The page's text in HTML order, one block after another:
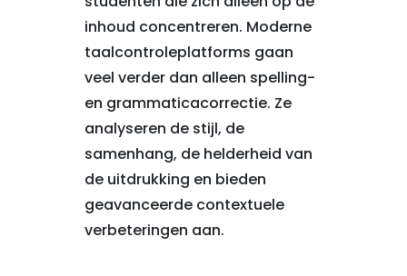
inhoud concentreren. Moderne
taalcontroleplatforms gaan
veel verder dan alleen spelling-
en grammaticacorrectie. Ze
analyseren de stijl, de
samenhang, de helderheid van
de uitdrukking en bieden
geavanceerde contextuele
verbeteringen aan.